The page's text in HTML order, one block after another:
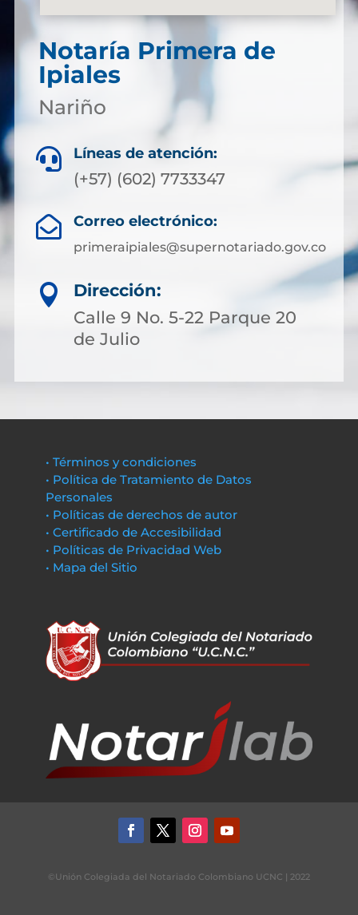
Notaría Primera de
Ipiales
Nariño
 Líneas de atención:
(+57) (602) 7733347
 Correo electrónico:
primeraipiales@supernotariado.gov.co

Dirección:
Calle 9 No. 5-22 Parque 20
de Julio
• Términos y condiciones
• Política de Tratamiento de Datos
Personales
• Políticas de derechos de autor
• Certificado de Accesibilidad
• Políticas de Privacidad Web
• Mapa del Sitio
©Unión Colegiada del Notariado Colombiano UCNC | 2022